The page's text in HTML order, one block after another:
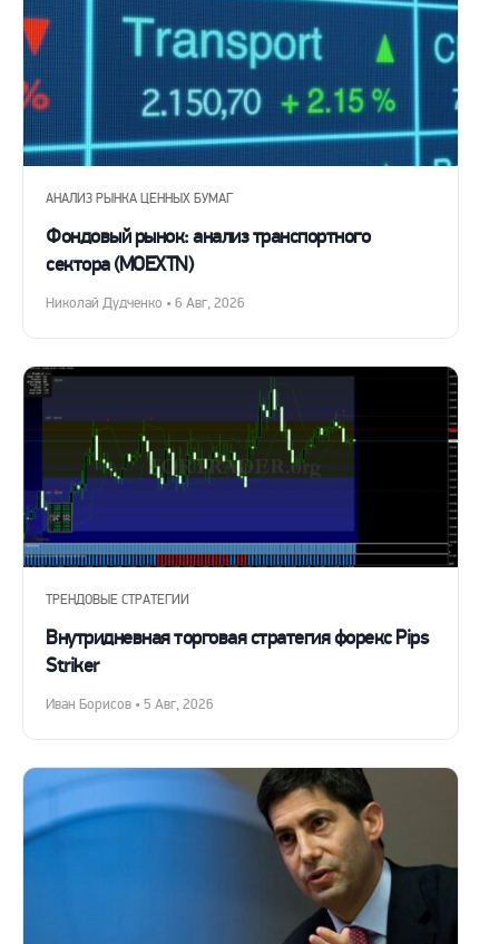
АНАЛИЗ РЫНКА ЦЕННЫХ БУМАГ
Фондовый рынок: анализ транспортного
сектора (MOEXTN)
Николай Дудченко • 6 Авг, 2026
ТРЕНДОВЫЕ СТРАТЕГИИ
Внутридневная торговая стратегия форекс Pips
Striker
Иван Борисов • 5 Авг, 2026